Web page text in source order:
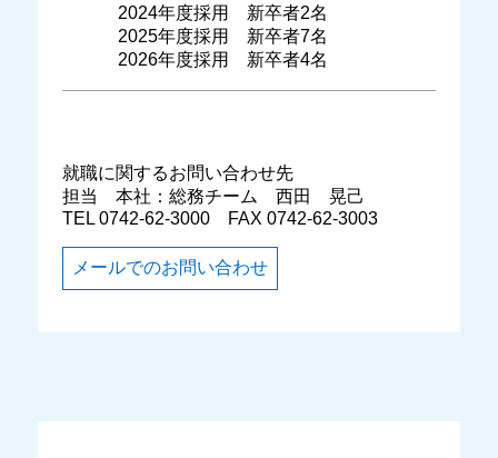
2024年度採用 新卒者2名
2025年度採用 新卒者7名
2026年度採用 新卒者4名
就職に関するお問い合わせ先
担当 本社：総務チーム 西田 晃己
TEL 0742-62-3000 FAX 0742-62-3003
メールでのお問い合わせ